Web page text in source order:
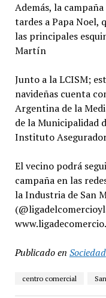
Además, la
tardes a Papa Noel,
las principales
Martín
Junto a la LCISM;
navideñas cuenta
Argentina de la
de la Municipalidad
Instituto
El vecino podrá
campaña en las
la Industria de San
Publicado en Sociedad
centro comercial